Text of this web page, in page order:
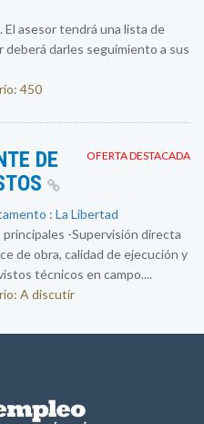
asesor tendrá una lista de
deberá darles seguimiento a sus
450
OFERTA DESTACADA
DE
: La Libertad
-Supervisión directa
de obra, calidad de ejecución y
técnicos en campo....
A discutir